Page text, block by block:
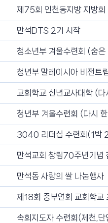
제75회 인천동지방 지방회
만석DTS 2기 시작
청소년부 겨울수련회 (숨은
청년부 말레이시아 비전트
교회학교 신년교사대학 (다
청년부 겨울수련회 (다시
3040 리더십 수련회(1박
만석교회 창립70주년기념
만석동 사랑의 쌀 나눔행사
제18회 중부연회 교회학교
속회지도자 수련회(제천,단